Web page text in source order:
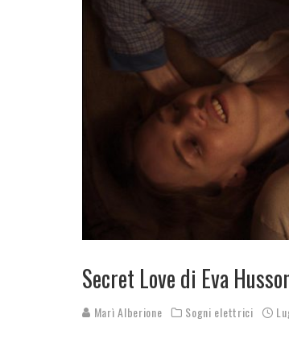
Secret Love di Eva
Marì Alberione Sogni elettrici